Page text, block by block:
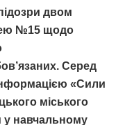
двом
№15 щодо
Серед
«Сили
міського
у навчальному